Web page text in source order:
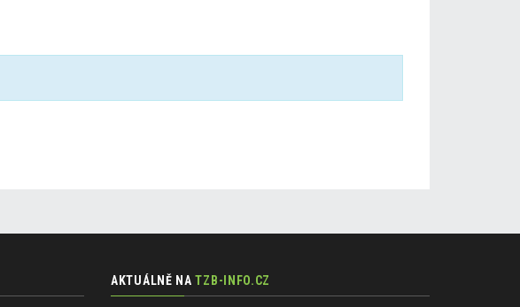
AKTUÁLNĚ NA TZB-INFO.CZ